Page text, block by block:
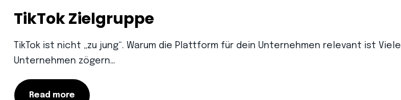
TikTok Zielgruppe
TikTok ist nicht „zu jung“. Warum die Plattform für dein Unternehmen relevant ist Viele
Unternehmen zögern…
Read more